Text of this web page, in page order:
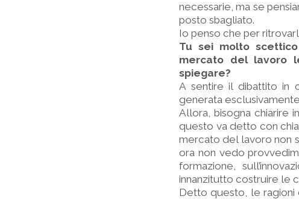
necessarie, ma se
posto sbagliato.
Io penso che per
Tu sei molto
mercato del lavoro
spiegare?
A sentire il dibattito in
generata
Allora, bisogna chiarire
questo va detto con
mercato del lavoro non
ora non vedo
formazione,
innanzitutto costruire le
Detto questo, le ragioni